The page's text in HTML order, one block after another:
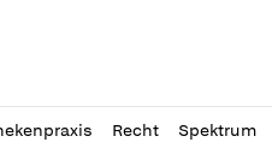
Recht Spektrum